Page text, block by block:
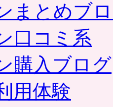
まとめブ
口コミ系
購入ブログ
用体験